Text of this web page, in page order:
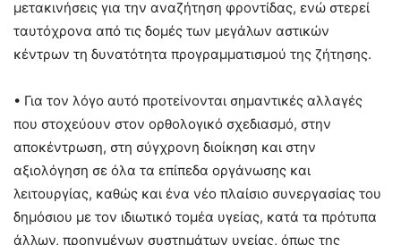
μετακινήσεις για την αναζήτηση φροντίδας, ενώ στερεί
ταυτόχρονα από τις δομές των μεγάλων αστικών
κέντρων τη δυνατότητα προγραμματισμού της ζήτησης.
• Για τον λόγο αυτό προτείνονται σημαντικές αλλαγές
που στοχεύουν στον ορθολογικό σχεδιασμό, στην
αποκέντρωση, στη σύγχρονη διοίκηση και στην
αξιολόγηση σε όλα τα επίπεδα οργάνωσης και
λειτουργίας, καθώς και ένα νέο πλαίσιο συνεργασίας του
δημόσιου με τον ιδιωτικό τομέα υγείας, κατά τα πρότυπα
άλλων, προηγμένων συστημάτων υγείας, όπως της